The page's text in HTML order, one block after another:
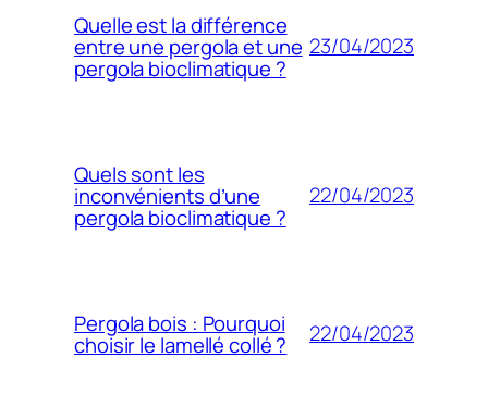
Quelle est la différence
entre une pergola et une
pergola bioclimatique ?
23/04/2023
Quels sont les
inconvénients d’une
pergola bioclimatique ?
22/04/2023
Pergola bois : Pourquoi
choisir le lamellé collé ? 22/04/2023